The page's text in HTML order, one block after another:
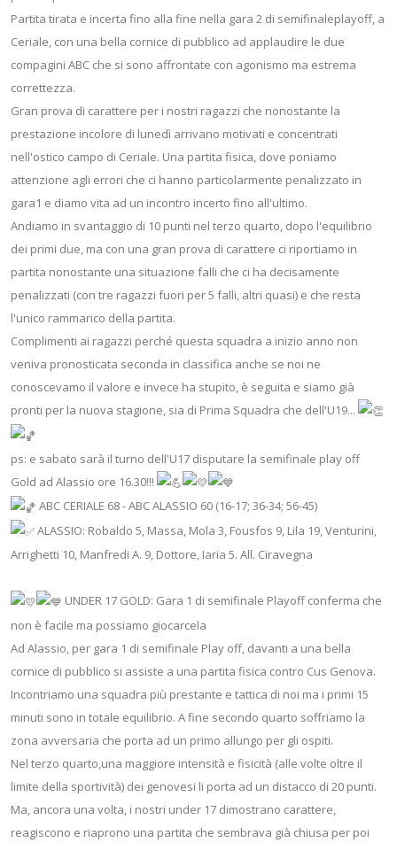
Partita tirata e incerta fino alla fine nella gara 2 di semifinaleplayoff, a
Ceriale, con una bella cornice di pubblico ad applaudire le due
compagini ABC che si sono affrontate con agonismo ma estrema
correttezza.
Gran prova di carattere per i nostri ragazzi che nonostante la
prestazione incolore di lunedì arrivano motivati e concentrati
nell'ostico campo di Ceriale. Una partita fisica, dove poniamo
attenzione agli errori che ci hanno particolarmente penalizzato in
gara1 e diamo vita ad un incontro incerto fino all'ultimo.
Andiamo in svantaggio di 10 punti nel terzo quarto, dopo l'equilibrio
dei primi due, ma con una gran prova di carattere ci riportiamo in
partita nonostante una situazione falli che ci ha decisamente
penalizzati (con tre ragazzi fuori per 5 falli, altri quasi) e che resta
l'unico rammarico della partita.
Complimenti ai ragazzi perché questa squadra a inizio anno non
veniva pronosticata seconda in classifica anche se noi ne
conoscevamo il valore e invece ha stupito, è seguita e siamo già
pronti per la nuova stagione, sia di Prima Squadra che dell'U19...
ps: e sabato sarà il turno dell'U17 disputare la semifinale play off
Gold ad Alassio ore 16.30!!!
ABC CERIALE 68 - ABC ALASSIO 60 (16-17; 36-34; 56-45)
ALASSIO: Robaldo 5, Massa, Mola 3, Fousfos 9, Lila 19, Venturini,
Arrighetti 10, Manfredi A. 9, Dottore, Iaria 5. All. Ciravegna
UNDER 17 GOLD: Gara 1 di semifinale Playoff conferma che
non è facile ma possiamo giocarcela
Ad Alassio, per gara 1 di semifinale Play off, davanti a una bella
cornice di pubblico si assiste a una partita fisica contro Cus Genova.
Incontriamo una squadra più prestante e tattica di noi ma i primi 15
minuti sono in totale equilibrio. A fine secondo quarto soffriamo la
zona avversaria che porta ad un primo allungo per gli ospiti.
Nel terzo quarto,una maggiore intensità e fisicità (alle volte oltre il
limite della sportività) dei genovesi li porta ad un distacco di 20 punti.
Ma, ancora una volta, i nostri under 17 dimostrano carattere,
reagiscono e riaprono una partita che sembrava già chiusa per poi